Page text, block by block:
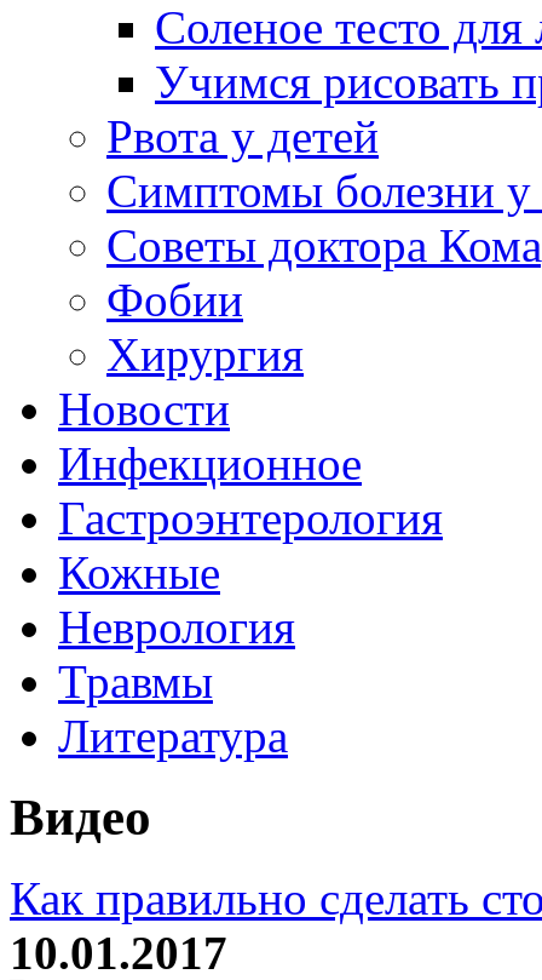
Соленое тесто для
Учимся рисовать
Рвота у детей
Симптомы болезни у
Советы доктора
Фобии
Хирургия
Новости
Инфекционное
Гастроэнтерология
Кожные
Неврология
Травмы
Литература
Видео
Как правильно сделать
10.01.2017